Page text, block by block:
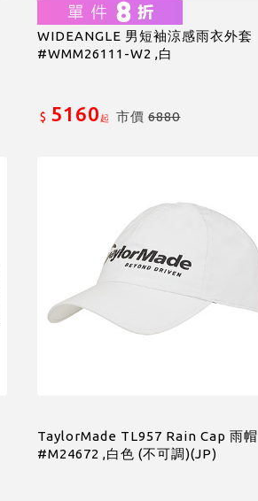
WIDEANGLE 男短袖涼感雨衣外套
#WMM26111-W2 ,白
$ 5160起 市價6880
TaylorMade TL957 Rain Cap 雨帽
#M24672 ,白色 (不可調)(JP)